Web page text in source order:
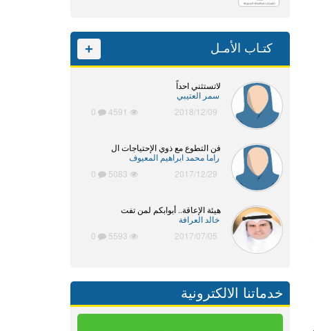
كتـاب الأمـل +
لاتستثني احداً
سمر العتيبي
2018/12/09
فن التطوع مع ذوي الإحتياجات ال
راما محمد ابراهيم المعيوف
2017/12/29
هيئة الإعاقة.. أبوابكم لمن تفت
خالد العرافة
2017/07/05
خدماتنا الالكترونية